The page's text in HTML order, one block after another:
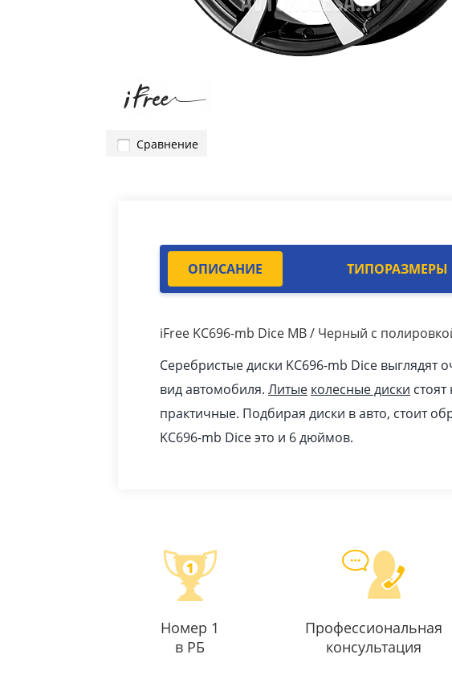
Сравнение
ОПИСАНИЕ ТИПОРАЗМЕРЫ
iFree KC696-mb Dice MB / Черный с
Серебристые диски KC696-mb Dice выглядят
вид автомобиля. Литые колесные диски
практичные. Подбирая диски в авто, стоит
KC696-mb Dice это и 6 дюймов.
Номер 1
в РБ
Профессиональная
консультация